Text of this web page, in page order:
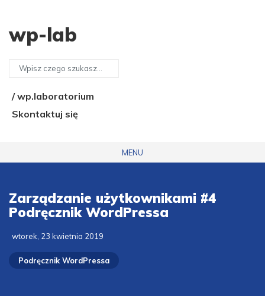
wp-lab
/ wp.laboratorium
Skontaktuj się
MENU
Zarządzanie użytkownikami #4
Podręcznik WordPressa
wtorek, 23 kwietnia 2019
Podręcznik WordPressa